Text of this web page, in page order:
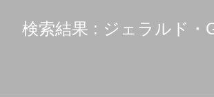
検索結果 : ジェラルド・